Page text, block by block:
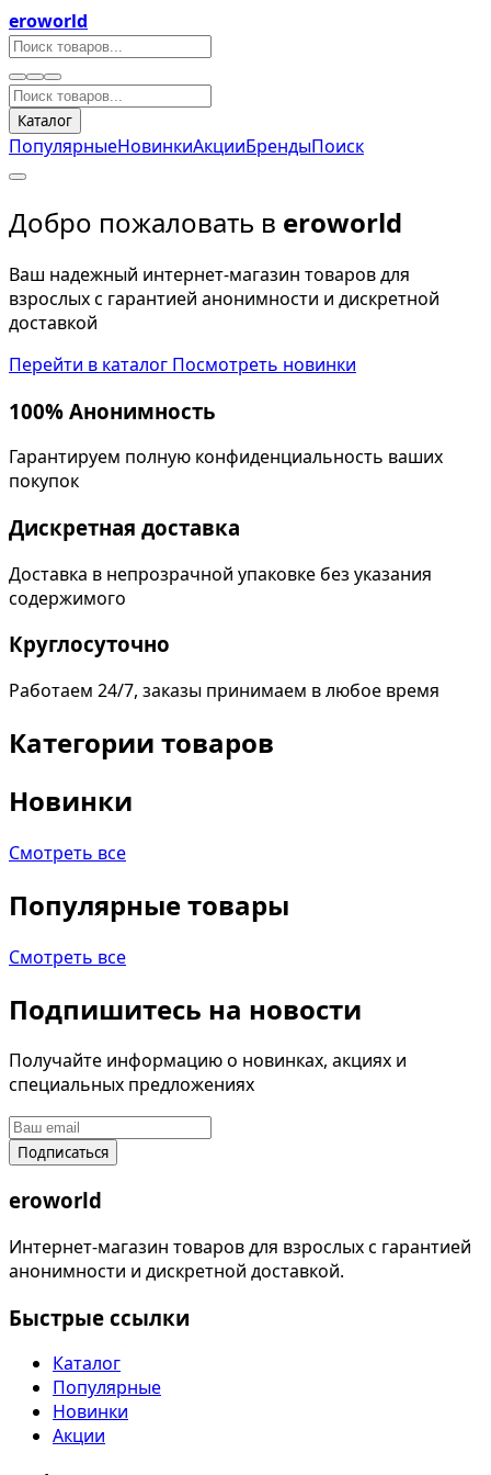
eroworld
Каталог
ПопулярныеНовинкиАкцииБрендыПоиск
Добро пожаловать в eroworld
Ваш надежный интернет-магазин товаров для
взрослых с гарантией анонимности и дискретной
доставкой
Перейти в каталог Посмотреть новинки
100% Анонимность
Гарантируем полную конфиденциальность ваших
покупок
Дискретная доставка
Доставка в непрозрачной упаковке без указания
содержимого
Круглосуточно
Работаем 24/7, заказы принимаем в любое время
Категории товаров
Новинки
Смотреть все
Популярные товары
Смотреть все
Подпишитесь на новости
Получайте информацию о новинках, акциях и
специальных предложениях
Подписаться
eroworld
Интернет-магазин товаров для взрослых с гарантией
анонимности и дискретной доставкой.
Быстрые ссылки
Каталог
Популярные
Новинки
Акции